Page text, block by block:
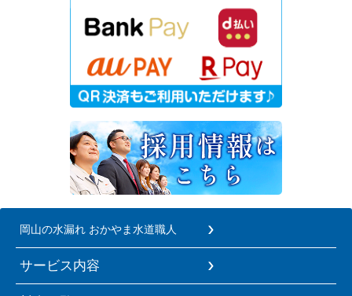
岡山の水漏れ おかやま水道職人
サービス内容